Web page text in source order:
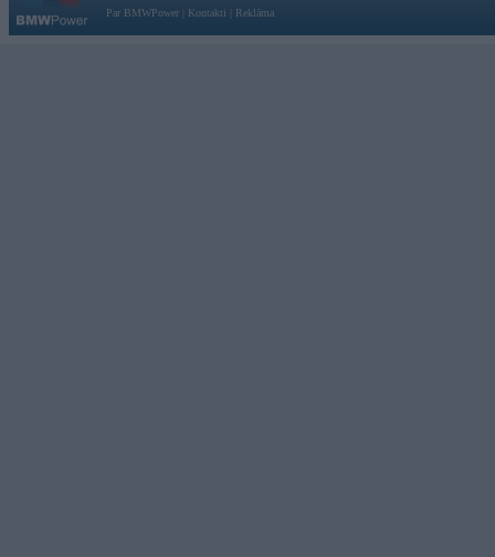
Par BMWPower
Kontakti Reklāma